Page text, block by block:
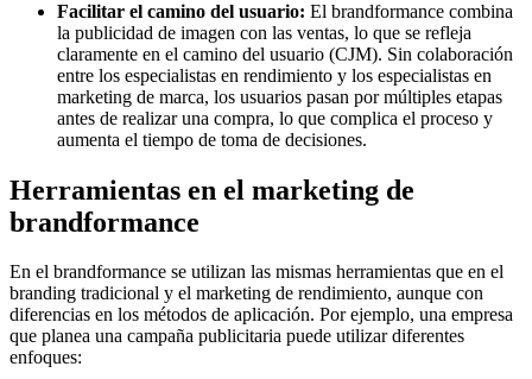
Facilitar el camino del usuario: El brandformance combina
la publicidad de imagen con las ventas, lo que se refleja
claramente en el camino del usuario (CJM). Sin colaboración
entre los especialistas en rendimiento y los especialistas en
marketing de marca, los usuarios pasan por múltiples etapas
antes de realizar una compra, lo que complica el proceso y
aumenta el tiempo de toma de decisiones.
Herramientas en el marketing de
brandformance
En el brandformance se utilizan las mismas herramientas que en el
branding tradicional y el marketing de rendimiento, aunque con
diferencias en los métodos de aplicación. Por ejemplo, una empresa
que planea una campaña publicitaria puede utilizar diferentes
enfoques: